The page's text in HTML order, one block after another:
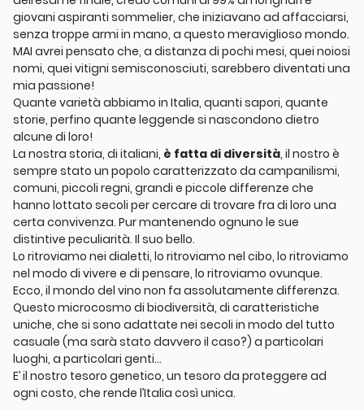
giovani aspiranti sommelier, che iniziavano ad affacciarsi,
senza troppe armi in mano, a questo meraviglioso mondo.
MAI avrei pensato che, a distanza di pochi mesi, quei noiosi
nomi, quei vitigni semisconosciuti, sarebbero diventati una
mia passione!
Quante varietà abbiamo in Italia, quanti sapori, quante
storie, perfino quante leggende si nascondono dietro
alcune di loro!
La nostra storia, di italiani, è fatta di diversità, il nostro è
sempre stato un popolo caratterizzato da campanilismi,
comuni, piccoli regni, grandi e piccole differenze che
hanno lottato secoli per cercare di trovare fra di loro una
certa convivenza. Pur mantenendo ognuno le sue
distintive peculiarità. Il suo bello.
Lo ritroviamo nei dialetti, lo ritroviamo nel cibo, lo ritroviamo
nel modo di vivere e di pensare, lo ritroviamo ovunque.
Ecco, il mondo del vino non fa assolutamente differenza.
Questo microcosmo di biodiversità, di caratteristiche
uniche, che si sono adattate nei secoli in modo del tutto
casuale (ma sarà stato davvero il caso?) a particolari
luoghi, a particolari genti…
E’ il nostro tesoro genetico, un tesoro da proteggere ad
ogni costo, che rende l’Italia così unica.